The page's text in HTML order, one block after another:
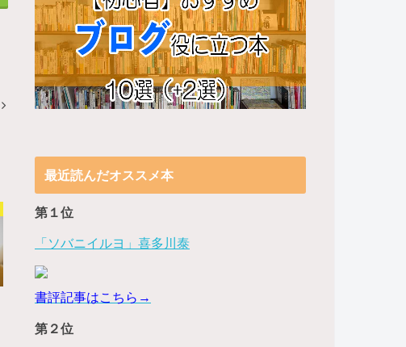
最近読んだオススメ本
第１位
「ソバニイルヨ」喜多川泰
書評記事はこちら→
第２位